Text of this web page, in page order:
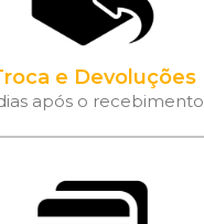
e Devoluções
após o recebimento